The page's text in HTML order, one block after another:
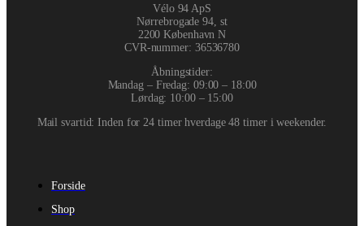
Vélo 94 ApS
Nørrebrogade 94, st
2200 København N
CVR-nummer: 36536780
Åbningstider:
Mandag – Fredag: 09:00 – 18:00
Lørdag: 10:00 – 15:00
Mail svartid: Inden for 24 timer hverdage 48 timer i weekender.
Forside
Shop